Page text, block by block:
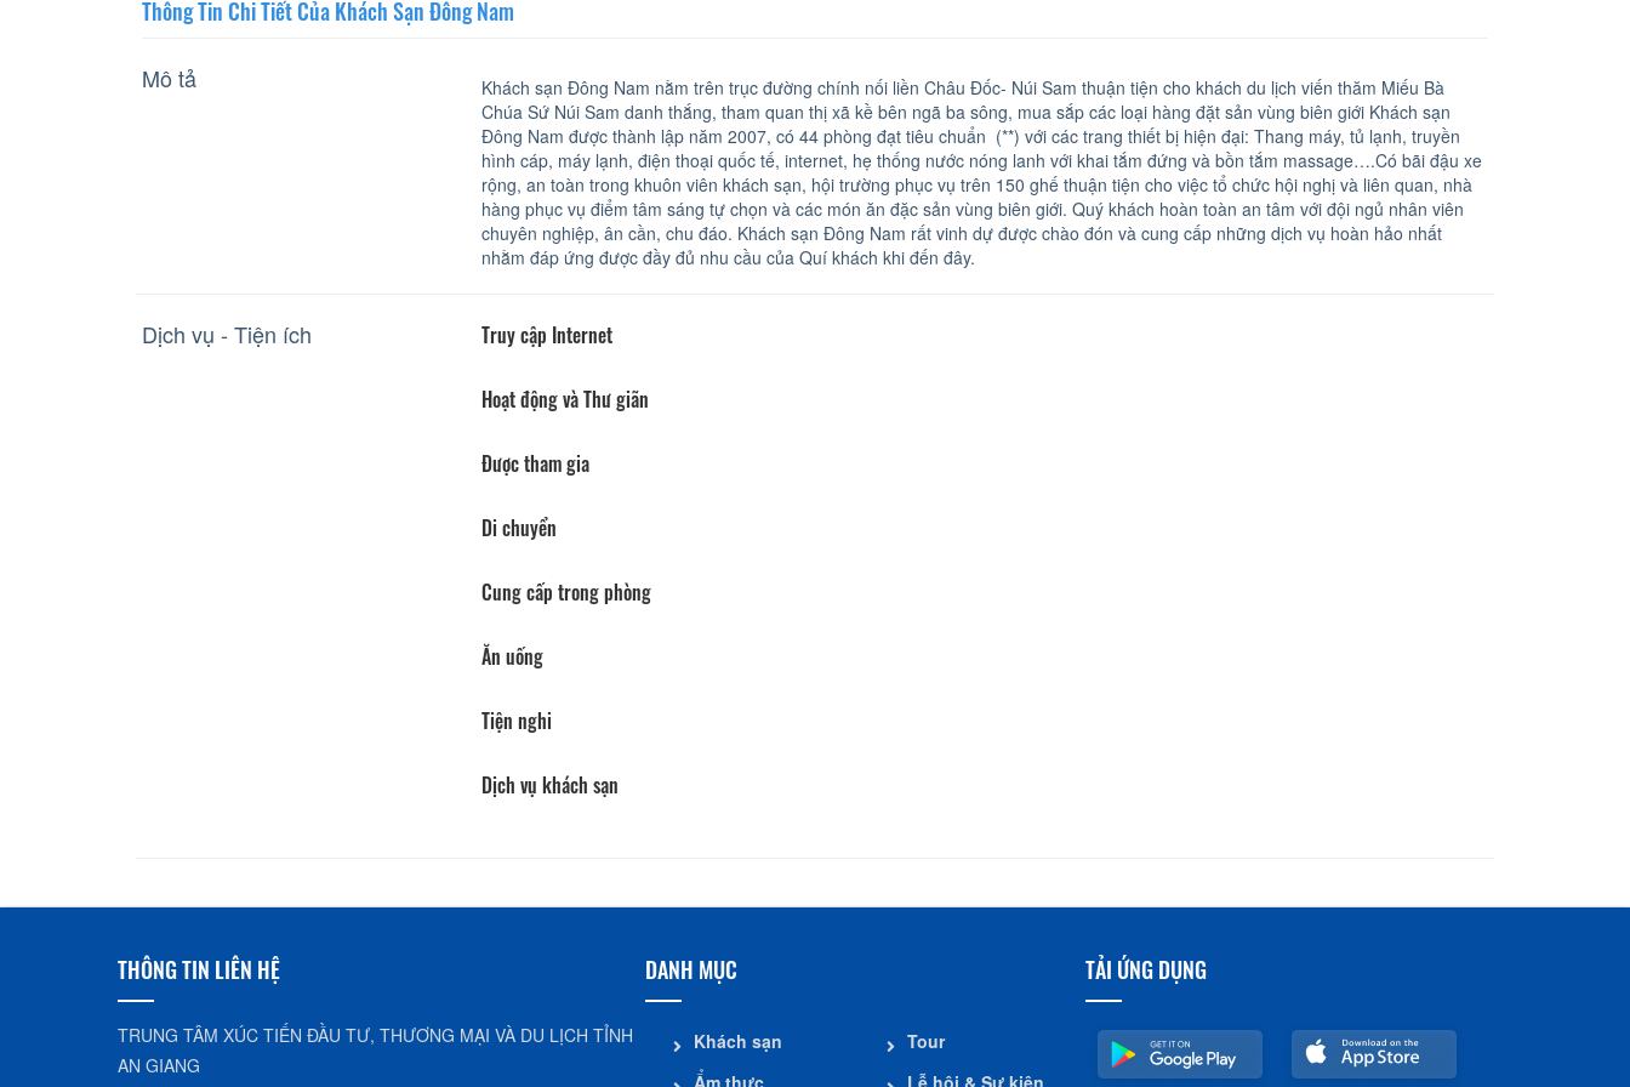
Thông Tin Chi Tiết Của Khách Sạn Đông Nam
Mô tả
Khách sạn Đông Nam nằm trên trục đường chính nối liền Châu Đốc- Núi Sam thuận tiện cho khách du lịch viến thăm Miếu Bà
Chúa Sứ Núi Sam danh thắng, tham quan thị xã kề bên ngã ba sông, mua sắp các loại hàng đặt sản vùng biên giới Khách sạn
Đông Nam được thành lập năm 2007, có 44 phòng đạt tiêu chuẩn (**) với các trang thiết bị hiện đại: Thang máy, tủ lạnh, truyền
hình cáp, máy lạnh, điện thoại quốc tế, internet, hẹ thống nước nóng lanh với khai tắm đứng và bồn tắm massage….Có bãi đậu xe
rộng, an toàn trong khuôn viên khách sạn, hội trường phục vụ trên 150 ghế thuận tiện cho việc tổ chức hội nghị và liên quan, nhà
hàng phục vụ điểm tâm sáng tự chọn và các món ăn đặc sản vùng biên giới. Quý khách hoàn toàn an tâm với đội ngủ nhân viên
chuyên nghiệp, ân cần, chu đáo. Khách sạn Đông Nam rất vinh dự được chào đón và cung cấp những dịch vụ hoàn hảo nhất
nhằm đáp ứng được đầy đủ nhu cầu của Quí khách khi đến đây.
Dịch vụ - Tiện ích Truy cập Internet
Hoạt động và Thư giãn
Được tham gia
Di chuyển
Cung cấp trong phòng
Ăn uống
Tiện nghi
Dịch vụ khách sạn
THÔNG TIN LIÊN HỆ
TRUNG TÂM XÚC TIẾN ĐẦU TƯ, THƯƠNG MẠI VÀ DU LỊCH TỈNH
AN GIANG
DANH MỤC
Khách sạn
Ẩm thực
Tour
Lễ hội & Sự kiện
TẢI ỨNG DỤNG